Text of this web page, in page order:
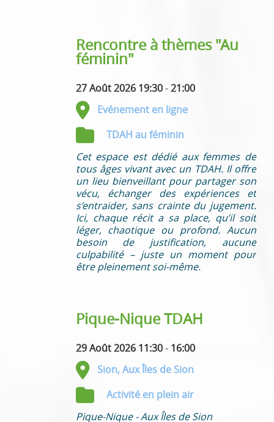
Rencontre à thèmes "Au
féminin"
27 Août 2026 19:30 -21:00
Evénement en ligne
TDAH au féminin
Cet espace est dédié aux femmes de
tous âges vivant avec un TDAH. Il offre
un lieu bienveillant pour partager son
vécu, échanger des expériences et
s’entraider, sans crainte du jugement.
Ici, chaque récit a sa place, qu’il soit
léger, chaotique ou profond. Aucun
besoin de justification, aucune
culpabilité – juste un moment pour
être pleinement soi-même.
Pique-Nique TDAH
29 Août 2026 11:30 - 16:00
Sion, Aux Îles de Sion
Activité en plein air
Pique-Nique - Aux Îles de Sion